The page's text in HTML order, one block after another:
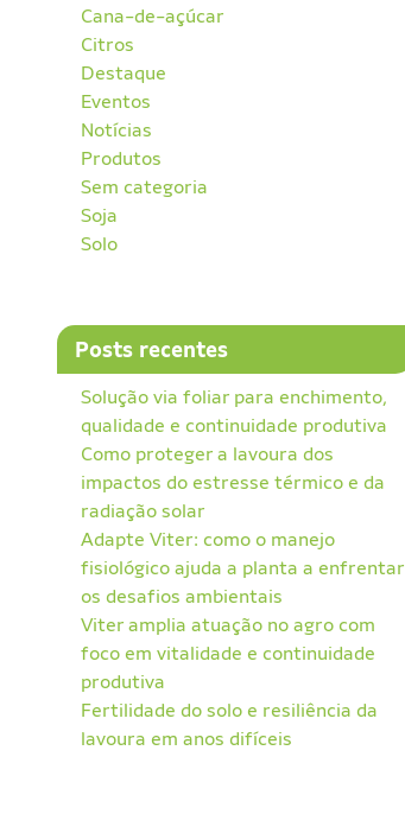
Cana-de-açúcar
Citros
Destaque
Eventos
Notícias
Produtos
Sem categoria
Soja
Solo
Posts recentes
Solução via foliar para enchimento,
qualidade e continuidade produtiva
Como proteger a lavoura dos
impactos do estresse térmico e da
radiação solar
Adapte Viter: como o manejo
fisiológico ajuda a planta a enfrentar
os desafios ambientais
Viter amplia atuação no agro com
foco em vitalidade e continuidade
produtiva
Fertilidade do solo e resiliência da
lavoura em anos difíceis